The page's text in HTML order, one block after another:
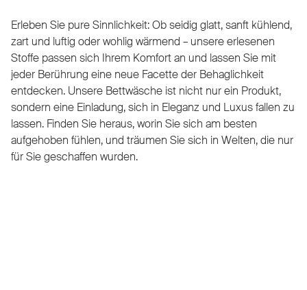
Erleben Sie pure Sinnlichkeit: Ob seidig glatt, sanft kühlend,
zart und luftig oder wohlig wärmend – unsere erlesenen
Stoffe passen sich Ihrem Komfort an und lassen Sie mit
jeder Berührung eine neue Facette der Behaglichkeit
entdecken. Unsere Bettwäsche ist nicht nur ein Produkt,
sondern eine Einladung, sich in Eleganz und Luxus fallen zu
lassen. Finden Sie heraus, worin Sie sich am besten
aufgehoben fühlen, und träumen Sie sich in Welten, die nur
für Sie geschaffen wurden.